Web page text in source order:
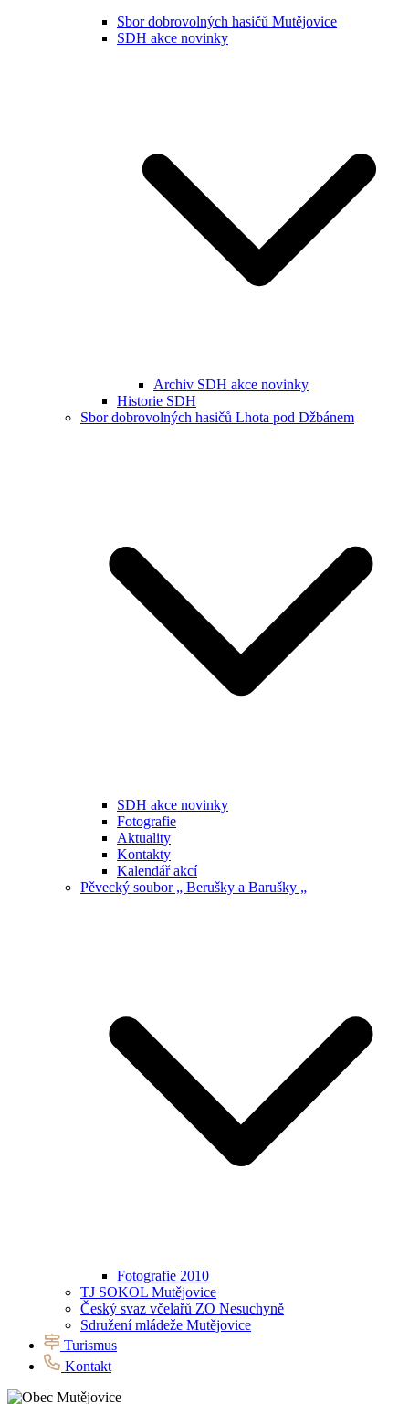
Sbor dobrovolných hasičů Mutějovice
SDH akce novinky
Archiv SDH akce novinky
Historie SDH
Sbor dobrovolných hasičů Lhota pod Džbánem
SDH akce novinky
Fotografie
Aktuality
Kontakty
Kalendář akcí
Pěvecký soubor „ Berušky a Barušky „
Fotografie 2010
TJ SOKOL Mutějovice
Český svaz včelařů ZO Nesuchyně
Sdružení mládeže Mutějovice
Turismus
Kontakt